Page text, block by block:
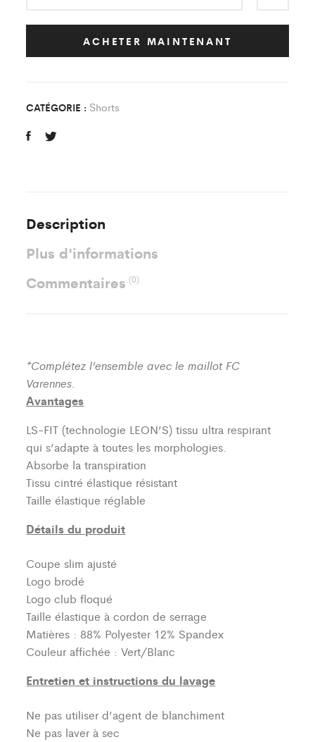
Vert/Blanc
Varennes
ACHETER MAINTENANT
CATÉGORIE : Shorts
Description
Plus d'informations
Commentaires(0)
*Complétez l’ensemble avec le maillot FC
Varennes.
Avantages
LS-FIT (technologie LEON’S)tissu ultra respirant
qui s’adapte à toutes les morphologies.
Absorbe la transpiration
Tissu cintré élastique résistant
Taille élastique réglable
Détails du produit
Coupe slim ajusté
Logo brodé
Logo club floqué
Taille élastique à cordon de serrage
Matières : 88% Polyester 12% Spandex
Couleur affichée : Vert/Blanc
Entretien et instructions du lavage
Ne pas utiliser d’agent de blanchiment
Ne pas laver à sec